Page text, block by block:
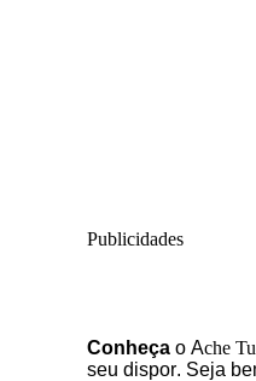
Publicidades
Conheça o Ache
seu dispor. Seja b